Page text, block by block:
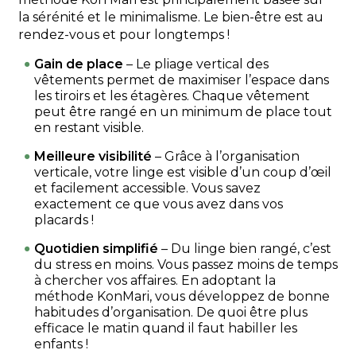
la sérénité et le minimalisme. Le bien-être est au
rendez-vous et pour longtemps !
Gain de place – Le pliage vertical des
vêtements permet de maximiser l’espace dans
les tiroirs et les étagères. Chaque vêtement
peut être rangé en un minimum de place tout
en restant visible.
Meilleure visibilité – Grâce à l’organisation
verticale, votre linge est visible d’un coup d’œil
et facilement accessible. Vous savez
exactement ce que vous avez dans vos
placards !
Quotidien simplifié – Du linge bien rangé, c’est
du stress en moins. Vous passez moins de temps
à chercher vos affaires. En adoptant la
méthode KonMari, vous développez de bonne
habitudes d’organisation. De quoi être plus
efficace le matin quand il faut habiller les
enfants !